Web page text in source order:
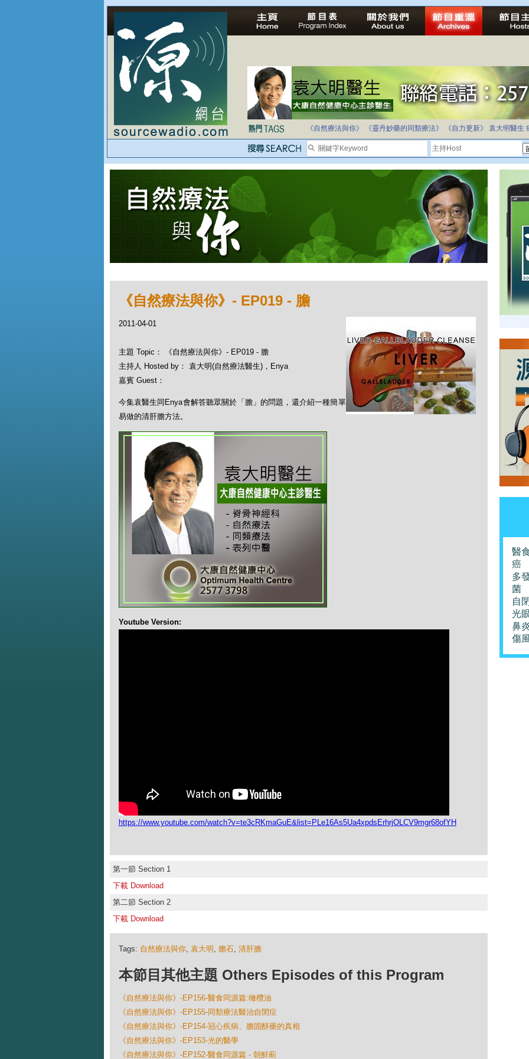
法治社會並不等同公正社會
自家教育合法化-推動多元化教育，全民學卷制
《自然療法與你》
《靈丹妙藥的同類療法》 《自力更新》 袁大明醫生
《自然療法與你》- EP019 - 膽
2011-04-01
主題 Topic： 《自然療法與你》- EP019 - 膽
主持人 Hosted by： 袁大明(自然療法醫生)，Enya
嘉賓 Guest：
今集袁醫生同Enya會解答聽眾關於「膽」的問題，還介紹一種簡單
易做的清肝膽方法。
Youtube Version:
https://www.youtube.com/watch?v=te3cRKmaGuE&list=PLe16As5Ua4xpdsErhrjOLCV9mgr68ofYH
第一節 Section 1
下載 Download
第二節 Section 2
下載 Download
Tags: 自然療法與你, 袁大明 , 膽石, 清肝膽
本節目其他主題 Others Episodes of this Program
《自然療法與你》-EP156-醫食同源篇:橄欖油
《自然療法與你》-EP155-同類療法醫治自閉症
《自然療法與你》-EP154-冠心疾病、膽固醇藥的真相
《自然療法與你》-EP153-光的醫學
《自然療法與你》-EP152-醫食同源篇 - 朝鮮薊
醫
癌
多
菌
自
光
鼻
傷